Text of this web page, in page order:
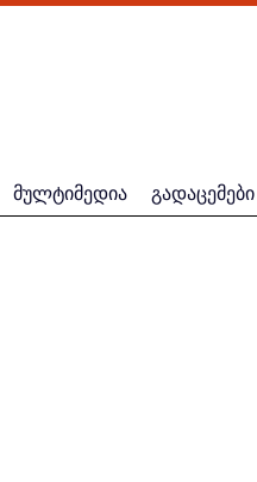
მულტიმედია გადაცემები